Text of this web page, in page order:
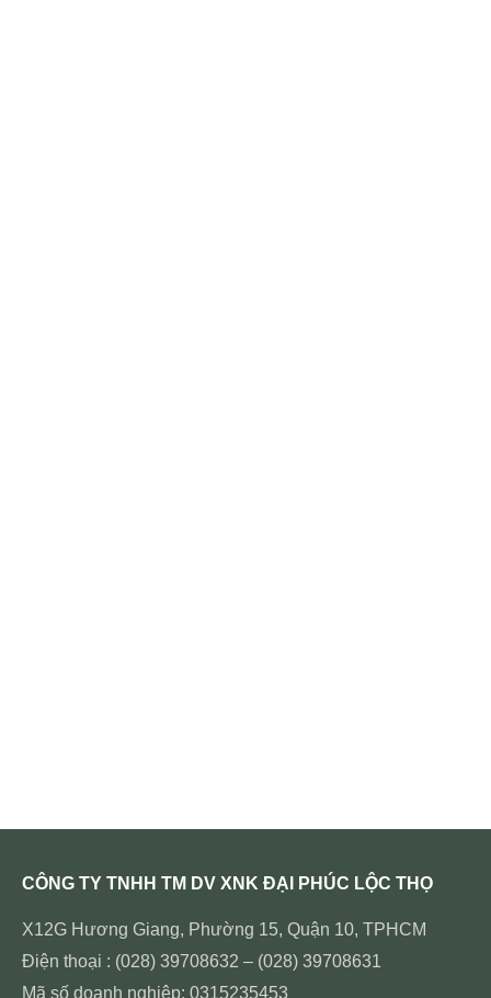
CÔNG TY TNHH TM DV XNK ĐẠI PHÚC LỘC THỌ
X12G Hương Giang, Phường 15, Quận 10, TPHCM
Điện thoại : (028) 39708632 – (028) 39708631
Mã số doanh nghiệp: 0315235453